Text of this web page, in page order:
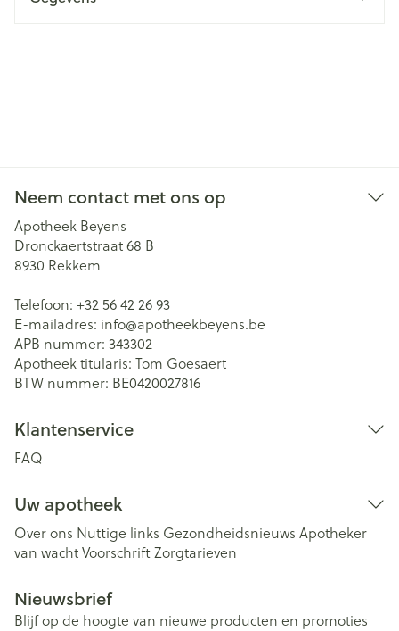
Neem contact met ons op
Apotheek Beyens
Dronckaertstraat 68 B
8930 Rekkem
Telefoon: +32 56 42 26 93
E-mailadres: info@apotheekbeyens.be
APB nummer: 343302
Apotheek titularis: Tom Goesaert
BTW nummer: BE0420027816
Klantenservice
FAQ
Uw apotheek
Over ons Nuttige links Gezondheidsnieuws Apotheker
van wachtVoorschriftZorgtarieven
Nieuwsbrief
Blijf op de hoogte van nieuwe producten en promoties